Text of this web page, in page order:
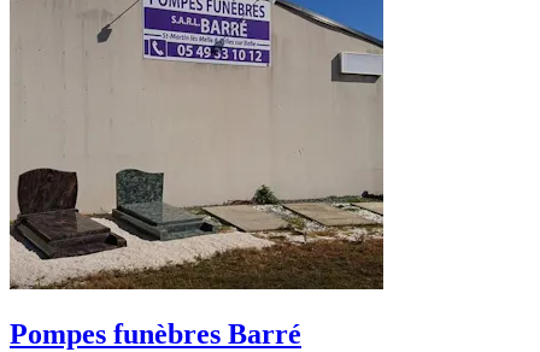
Pompes funèbres Barré